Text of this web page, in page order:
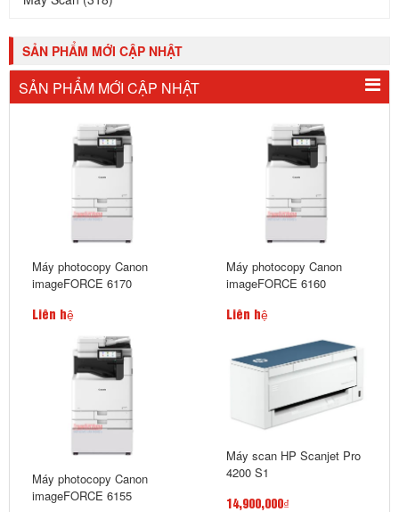
SẢN PHẨM MỚI CẬP NHẬT
SẢN PHẨM MỚI CẬP NHẬT
Máy photocopy Canon
imageFORCE 6170
Liên hệ
Máy photocopy Canon
imageFORCE 6160
Liên hệ
Máy photocopy Canon
imageFORCE 6155
Máy scan HP Scanjet Pro
4200 S1
14,900,000₫